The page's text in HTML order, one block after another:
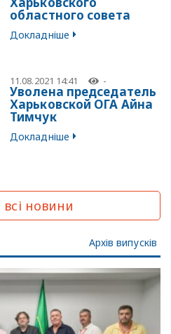
областного совета
Докладніше
11.08.2021 14:41 -
Уволена председатель
Харьковской ОГА Айна
Тимчук
Докладніше
новини
Архів випусків